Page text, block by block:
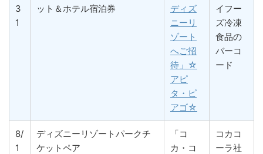
3
1
ット＆ホテル宿泊券
ディズ
ニーリ
ゾート
へご招
待」☆
アピ
タ・ピ
アゴ☆
イフー
ズ冷凍
食品の
バーコ
ード
8/
1
ディズニーリゾートパークチ
ケットペア
「コ
カ・コ
コカコ
ーラ社